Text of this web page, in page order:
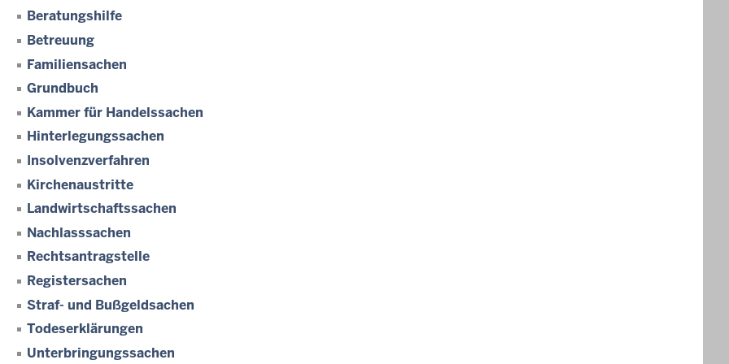
Beratungshilfe
Betreuung
Familiensachen
Grundbuch
Kammer für Handelssachen
Hinterlegungssachen
Insolvenzverfahren
Kirchenaustritte
Landwirtschaftssachen
Nachlasssachen
Rechtsantragstelle
Registersachen
Straf- und Bußgeldsachen
Todeserklärungen
Unterbringungssachen